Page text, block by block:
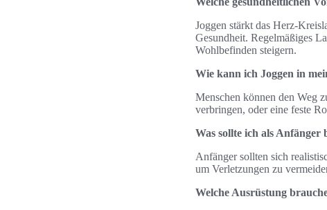
Joggen stärkt das Herz-
Gesundheit. Regelmäßiges
Wohlbefinden steigern.
Wie kann ich Joggen in
Menschen können den Weg
verbringen, oder eine feste
Was sollte ich als Anfänger
Anfänger sollten sich
um Verletzungen zu
Welche Ausrüstung